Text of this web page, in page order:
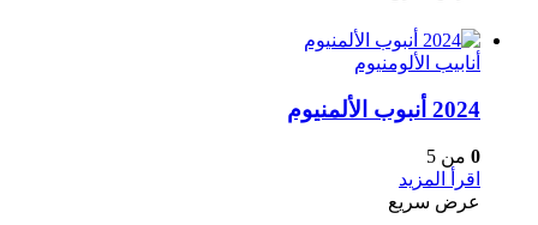
أنابيب الألومنيوم
2024 أنبوب الألمنيوم
0 من 5
اقرأ المزيد
عرض سريع